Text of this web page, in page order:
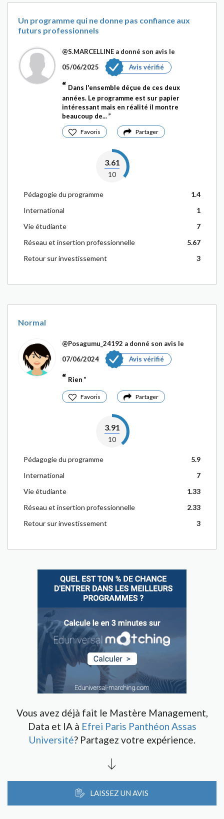
Un programme qui ne donne pas confiance aux
futurs professionnels
@S.MARCELLINE a donné son avis le
05/06/2025
Avis vérifié
Dans l'ensemble déçue de ces deux
années. Le programme est sur papier
intéressant mais en réalité il montre
beaucoup de...
Favoris Partager
3.61
10
Pédagogie du programme
1.4
International
1
Vie étudiante
7
Réseau et insertion professionnelle
5.67
Retour sur investissement
3
Normal
@Posagumu_24192 a donné son avis le
07/06/2024
Avis vérifié
Rien
Favoris Partager
3.91
10
Pédagogie du programme
5.9
International
7
Vie étudiante
1.33
Réseau et insertion professionnelle
2.33
Retour sur investissement
3
Vous avez déjà fait le Mastère Management,
Data et IA à Efrei Paris Panthéon Assas
Université? Partagez votre expérience.
LAISSEZ UN AVIS